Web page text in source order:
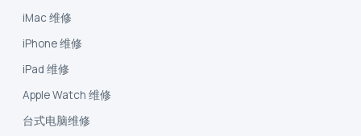
iMac 维修
iPhone 维修
iPad 维修
Apple Watch 维修
台式电脑维修